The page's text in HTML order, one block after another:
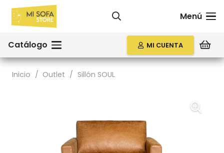
Menú
Catálogo MI CUENTA
Inicio / Outlet / Sillón SOUL